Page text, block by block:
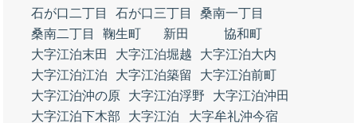
石が口二丁目
石が口三丁目
桑南一丁目
桑南二丁目
鞠生町 新田
協和町
大字江泊末田
大字江泊堀越
大字江泊大内
大字江泊江泊
大字江泊築留
大字江泊前町
大字江泊沖の原
大字江泊浮野
大字江泊沖田
大字江泊下木部
大字江泊
大字牟礼沖今宿